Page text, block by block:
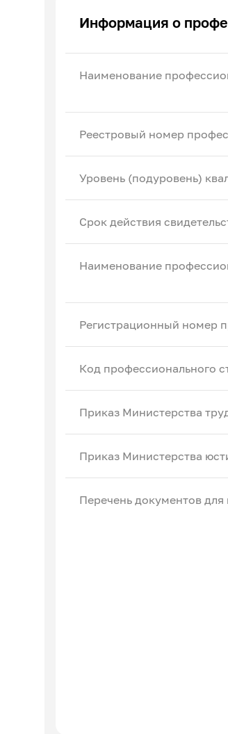
Эксперты по ПОАИнформация о
Наименование
Реестровый номер
Уровень (подуровень)
Срок действия
Наименование
Регистрационный номер
Код профессионального
Приказ Министерства
Приказ Министерства
Перечень документов